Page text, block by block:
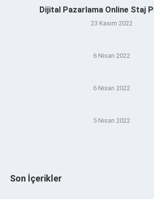
Dijital Pazarlama Online Staj
23 Kasım 2022
6 Nisan 2022
6 Nisan 2022
5 Nisan 2022
Son İçerikler